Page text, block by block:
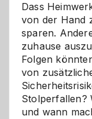
Dass
von der Hand
sparen.
zuhause
Folgen
von
Stolperfallen?
und wann